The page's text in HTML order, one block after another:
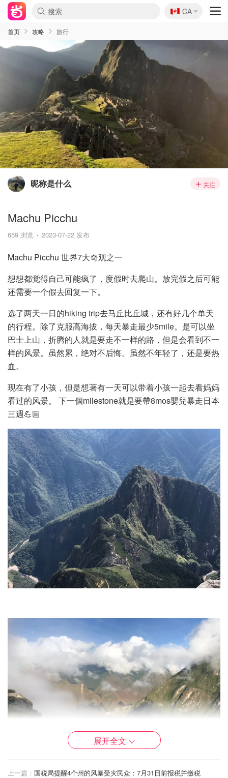
🇨🇦
CA
首页 攻略 旅行
昵称是什么 关注
Machu Picchu
659 浏览 2023-07-22 发布
Machu Picchu 世界7大奇观之一
想想都觉得自己可能疯了，度假时去爬山。放完假之后可能
还需要一个假去回复一下。
选了两天一日的hiking trip去马丘比丘城，还有好几个单天
的行程。除了克服高海拔，每天暴走最少5mile。是可以坐
巴士上山，折腾的人就是要走不一样的路，但是会看到不一
样的风景。虽然累，绝对不后悔。虽然不年轻了，还是要热
血。
现在有了小孩，但是想著有一天可以带着小孩一起去看妈妈
看过的风景。 下一個milestone就是要帶8mos嬰兒暴走日本
三週💪🏼
展开全文
上一篇： 国税局提醒4个州的风暴受灾民众：7月31日前报税并缴税